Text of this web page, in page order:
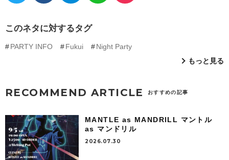
このネタに対するタグ
PARTY INFO Fukui
Night Party
もっと見る
RECOMMEND ARTICLE おすすめの記事
MANTLE as MANDRILL マントル
as マンドリル
2026.07.30